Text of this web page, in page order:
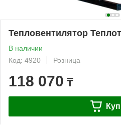
Тепловентилятор
В наличии
Код: 4920
Розница
118 070 ₸